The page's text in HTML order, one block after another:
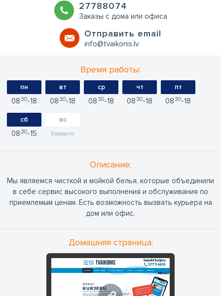
27788074
Заказы с дома или офиса
Oтправить email
info@tvaikonis.lv
Время работы:
пн
08 30 18
вт
08 30 18
ср
08 30 18
чт
08 30 18
пт
08 30 18
сб
08 30 15
вс
Закрыто
Oписание:
Мы являемся чисткой и мойкой белья, которые объединили
в себе сервис высокого выполнения и обслуживания по
приемлемым ценам. Есть возможность вызвать курьера на
дом или офис.
Домашняя страница: